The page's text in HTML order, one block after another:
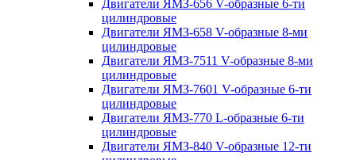
Двигатели ЯМЗ-656 V-образные 6-ти
цилиндровые
Двигатели ЯМЗ-658 V-образные 8-ми
цилиндровые
Двигатели ЯМЗ-7511 V-образные 8-ми
цилиндровые
Двигатели ЯМЗ-7601 V-образные 6-ти
цилиндровые
Двигатели ЯМЗ-770 L-образные 6-ти
цилиндровые
Двигатели ЯМЗ-840 V-образные 12-ти